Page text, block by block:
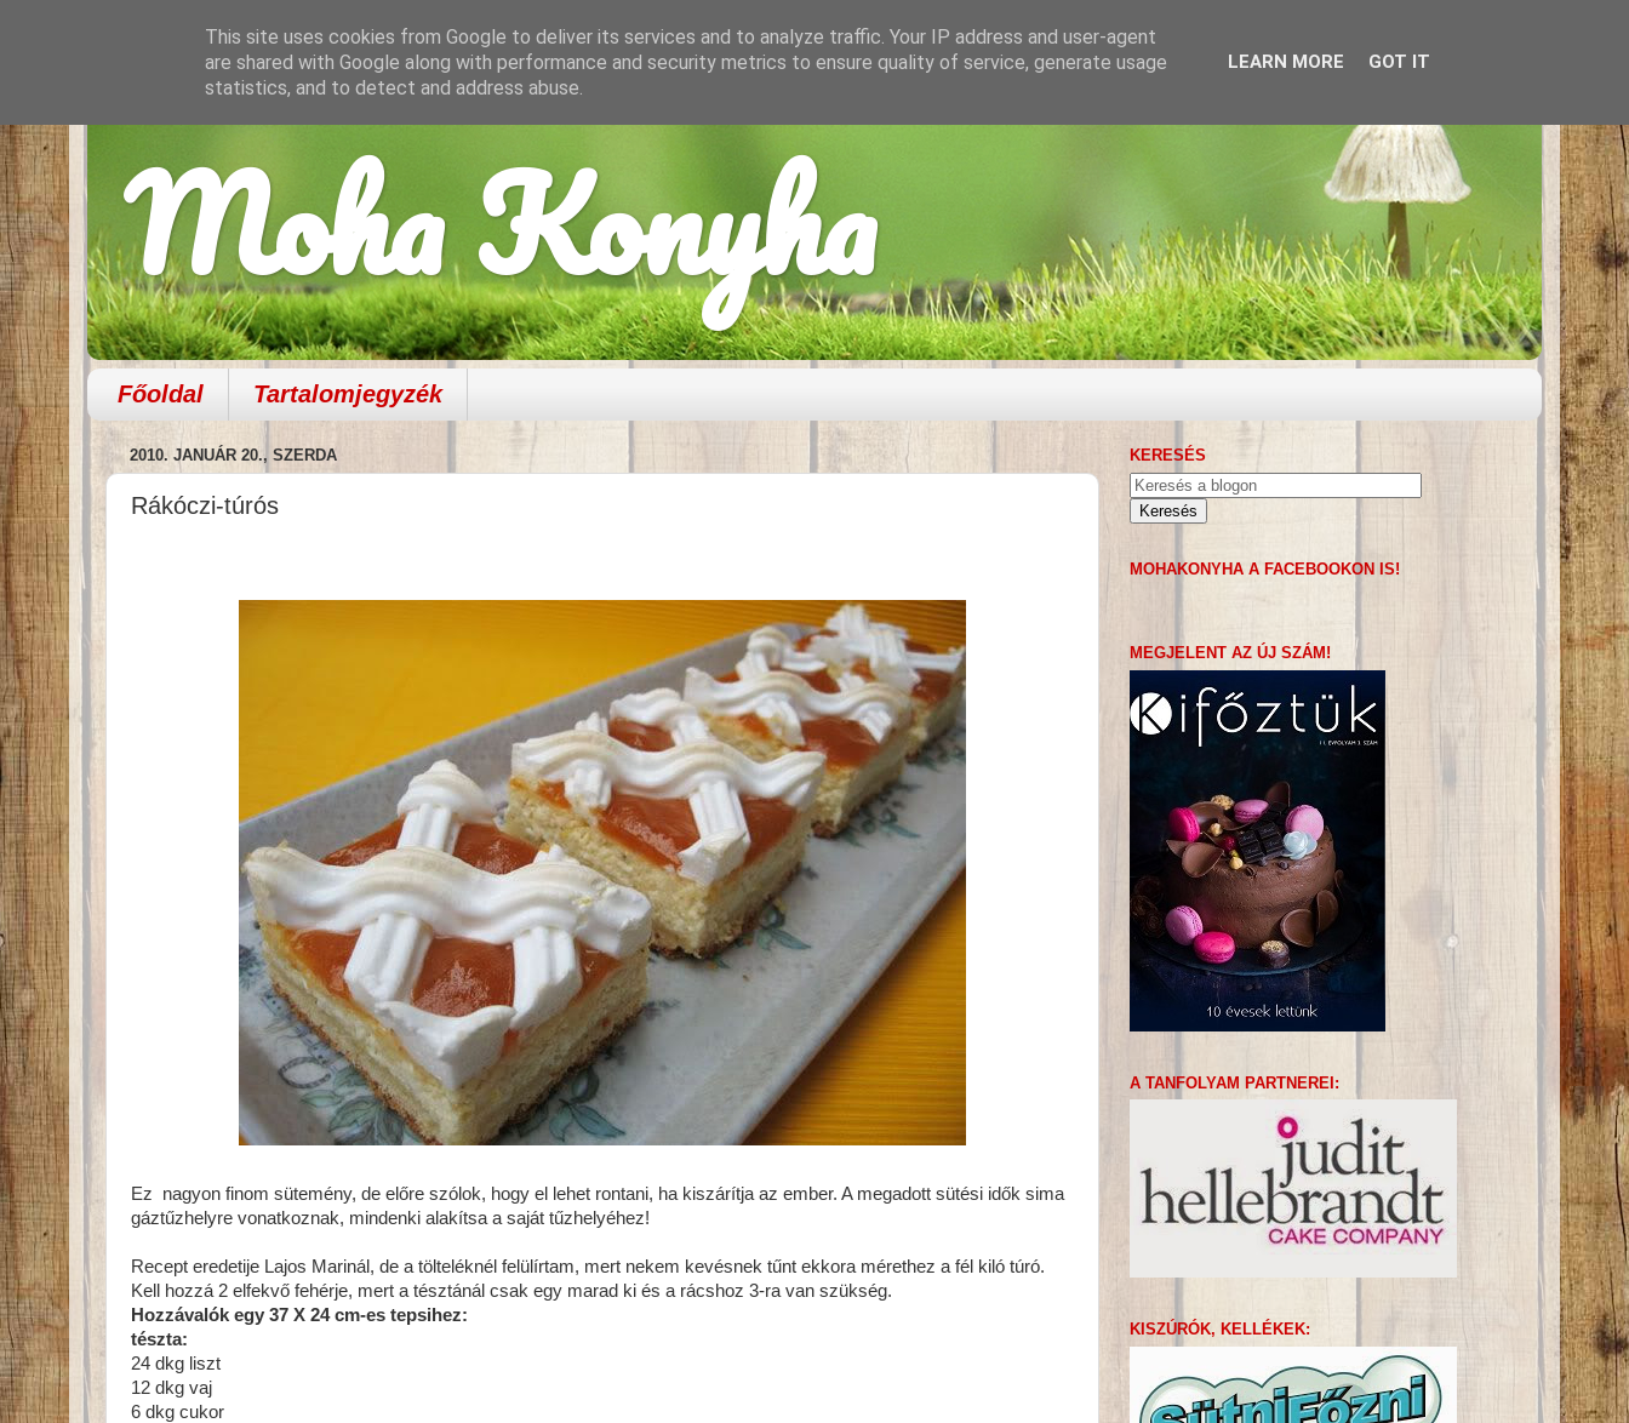
Moha Konyha
Főoldal Tartalomjegyzék
2010. JANUÁR 20., SZERDA
Rákóczi-túrós
Ez nagyon finom sütemény, de előre szólok, hogy el lehet rontani, ha kiszárítja az ember. A megadott sütési idők sima
gáztűzhelyre vonatkoznak, mindenki alakítsa a saját tűzhelyéhez!
Recept eredetije Lajos Marinál, de a tölteléknél felülírtam, mert nekem kevésnek tűnt ekkora mérethez a fél kiló túró.
Kell hozzá 2 elfekvő fehérje, mert a tésztánál csak egy marad ki és a rácshoz 3-ra van szükség.
Hozzávalók egy 37 X 24 cm-es tepsihez:
tészta:
24 dkg liszt
12 dkg vaj
6 dkg cukor
KERESÉS
MOHAKONYHA A FACEBOOKON IS!
MEGJELENT AZ ÚJ SZÁM!
A TANFOLYAM PARTNEREI:
KISZÚRÓK, KELLÉKEK:
This site uses cookies from Google to deliver its services and to analyze traffic. Your IP address and user-agent
are shared with Google along with performance and security metrics to ensure quality of service, generate usage
statistics, and to detect and address abuse.
LEARN MORE GOT IT